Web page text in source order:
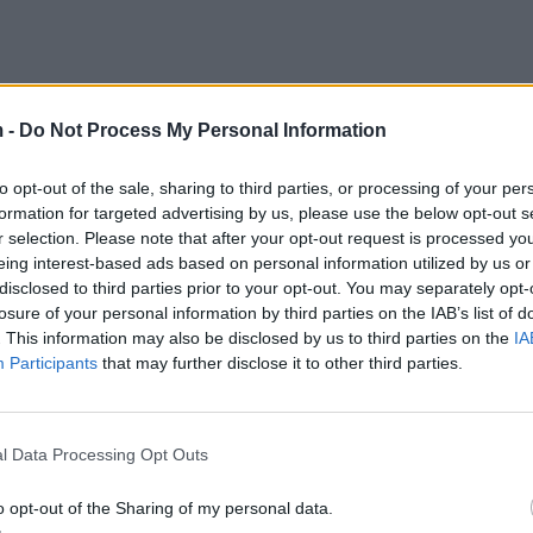
- Do Not Process My Personal Information
opt-out of the sale, sharing to third parties, or processing of your
for targeted advertising by us, please use the below opt-out
selection. Please note that after your opt-out request is processed
interest-based ads based on personal information utilized by us
to third parties prior to your opt-out. You may separately
of your personal information by third parties on the IAB’s list of
This information may also be disclosed by us to third parties on the
Participants that may further disclose it to other third parties.
Data Processing Opt Outs
opt-out of the Sharing of my personal data.
nënujor (AUV) në një thellësi prej më shumë se
e kërkimit, i tha BBC-së se “është një varr
duhur”.
e anijes, mbulesat e mbyllura ku mbaheshin të
ose artefaktet nuk do të hiqen, tha
“më në fund, u gjet vendi i prehjes së shpirtrave të